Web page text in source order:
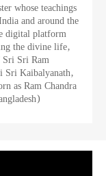
whose teachings
and around the
digital platform
the divine life,
Sri Sri Ram
Sri Kaibalyanath,
as Ram Chandra